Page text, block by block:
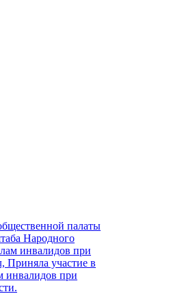
палаты
Народного
инвалидов при
Приняла участие в
инвалидов при